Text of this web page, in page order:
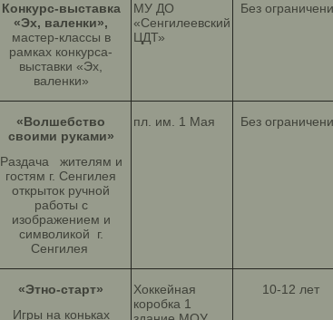
Конкурс-выставка
«Эх, валенки»,
мастер-классы в
рамках конкурса-
выставки «Эх,
валенки»
МУ ДО
«Сенгилеевский
ЦДТ»
Без
«Волшебство
своими руками»
Раздача жителям и
гостям г. Сенгилея
открыток ручной
работы с
изображением и
символикой г.
Сенгилея
пл. им. 1 Мая Без
«Этно-старт»
Игры на коньках
Хоккейная
коробка 1
10-12 лет